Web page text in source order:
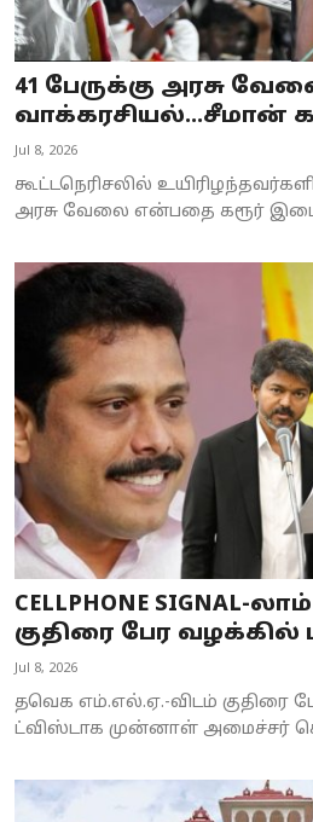
41 பேருக்கு அரசு
வாக்கரசியல்…சீமான்
Jul 8, 2026
கூட்டநெரிசலில்
அரசு வேலை என்பதை கரூர்
CELLPHONE SIGNAL-
குதிரை பேர வழக்கில்
Jul 8, 2026
தவெக எம்.எல்.ஏ.-விடம் குதிரை
ட்விஸ்டாக முன்னாள் அமைச்சர்